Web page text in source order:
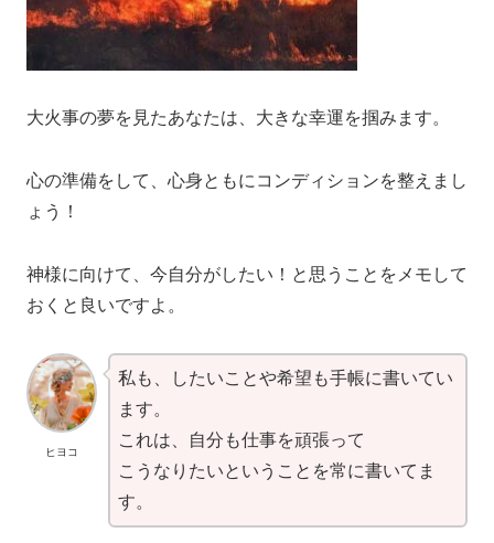
大火事の夢を見たあなたは、大きな幸運を掴みます。
心の準備をして、心身ともにコンディションを整えまし
ょう！
神様に向けて、今自分がしたい！と思うことをメモして
おくと良いですよ。
ヒヨコ
私も、したいことや希望も手帳に書いてい
ます。
これは、自分も仕事を頑張って
こうなりたいということを常に書いてま
す。